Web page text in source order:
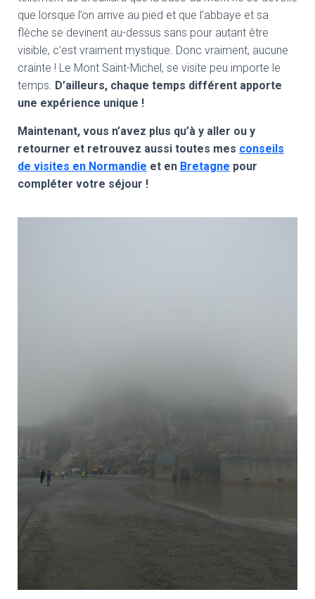
que lorsque l’on arrive au pied et que l’abbaye et sa
flèche se devinent au-dessus sans pour autant être
visible, c’est vraiment mystique. Donc vraiment, aucune
crainte ! Le Mont Saint-Michel, se visite peu importe le
temps. D’ailleurs, chaque temps différent apporte
une expérience unique !
Maintenant, vous n’avez plus qu’à y aller ou y
retourner et retrouvez aussi toutes mes conseils
de visites en Normandie et en Bretagne pour
compléter votre séjour !